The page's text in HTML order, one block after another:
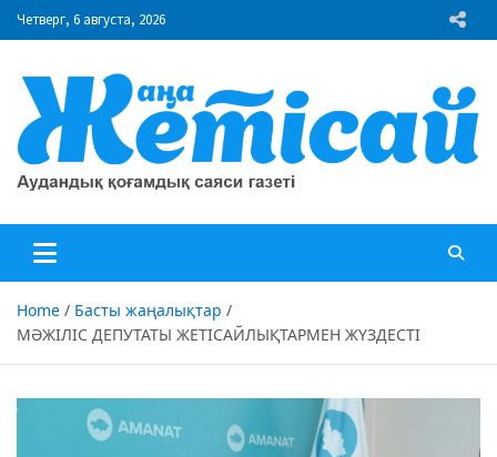
Skip
to
Четверг, 6 августа, 2026
"Жаңа Жетісай" газеті
Home
Басты жаңалықтар
МӘЖІЛІС ДЕПУТАТЫ ЖЕТІСАЙЛЫҚТАРМЕН ЖҮЗДЕСТІ